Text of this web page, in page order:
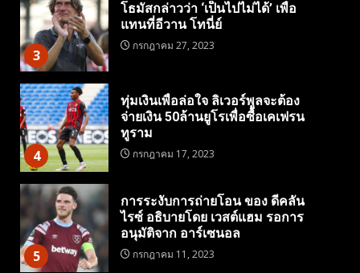
3
โธมัสกล่าวว่า ‘เป็นไปไม่ได้’ เพื่อ
แทนที่อีวาน โทนี่ย์
กรกฎาคม 27, 2023
4
ทุ่มเงินเพื่อล่อใจ ลิเวอร์พูลจะต้อง
จ่ายเงิน 50ล้านยูโรเพื่อซื้อเคเฟรน
ทูราม
กรกฎาคม 17, 2023
5
การระงับการถ่ายโอน ของ ดีคลัน
ไรซ์ อธิบายโดย เวสต์แฮม รอการ
อนุมัติจาก อาร์เซนอล
กรกฎาคม 11, 2023